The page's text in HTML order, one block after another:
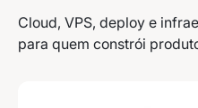
Cloud, VPS, deploy e
para quem constrói
Selecione sua área de